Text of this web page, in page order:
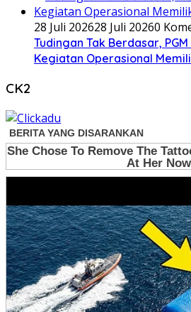
28 Juli 202628 Juli 20260
Tudingan Tak Berdasar,
Kegiatan Operasional
CK2